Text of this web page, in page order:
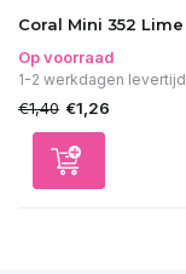
Coral Mini 352 Lime
Op voorraad
1-2 werkdagen levertijd
€1,40 €1,26